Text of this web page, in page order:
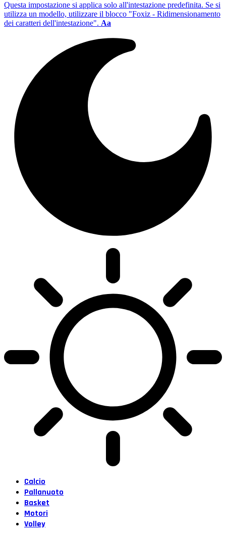
Questa impostazione si applica solo all'intestazione predefinita. Se si
utilizza un modello, utilizzare il blocco "Foxiz - Ridimensionamento
dei caratteri dell'intestazione". Aa
Calcio
Pallanuoto
Basket
Motori
Volley